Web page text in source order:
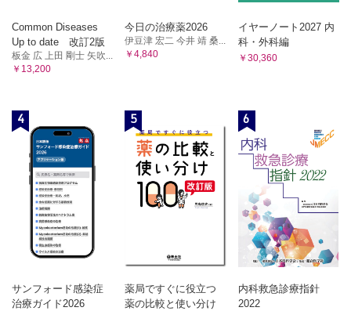
Common Diseases
Up to date 改訂2版
板金 広 上田 剛士 矢吹...
￥13,200
今日の治療薬2026
伊豆津 宏二 今井 靖 桑...
￥4,840
イヤーノート2027 内
科・外科編
￥30,360
4
サンフォード感染症
治療ガイド2026
5
薬局ですぐに役立つ
薬の比較と使い分け
6
内科救急診療指針
2022